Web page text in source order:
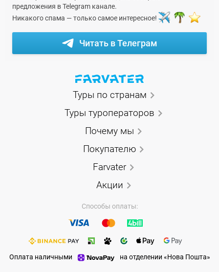
предложения в Telegram канале.
Никакого спама — только самое интересное!
Читать в Телеграм
Туры по странам
Туры туроператоров
Почему мы
Покупателю
Farvater
Акции
Способы оплаты:
Оплата наличными на отделении «Нова Пошта»